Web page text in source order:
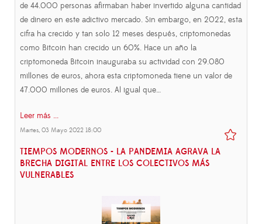
de 44.000 personas afirmaban haber invertido alguna cantidad
de dinero en este adictivo mercado. Sin embargo, en 2022, esta
cifra ha crecido y tan solo 12 meses después, criptomonedas
como Bitcoin han crecido un 60%. Hace un año la
criptomoneda Bitcoin inauguraba su actividad con 29.080
millones de euros, ahora esta criptomoneda tiene un valor de
47.000 millones de euros. Al igual que…
Leer más ...
Martes, 03 Mayo 2022 18:00
TIEMPOS MODERNOS - LA PANDEMIA AGRAVA LA
BRECHA DIGITAL ENTRE LOS COLECTIVOS MÁS
VULNERABLES